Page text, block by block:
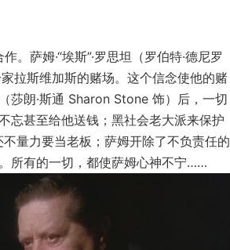
萨姆·“埃斯”·罗思坦（罗伯特·德尼罗
拉斯维加斯的赌场。这个信念使他的赌
莎朗·斯通 Sharon Stone 饰）后，一切
忘甚至给他送钱；黑社会老大派来保护
量力要当老板；萨姆开除了不负责任的
所有的一切，都使萨姆心神不宁……